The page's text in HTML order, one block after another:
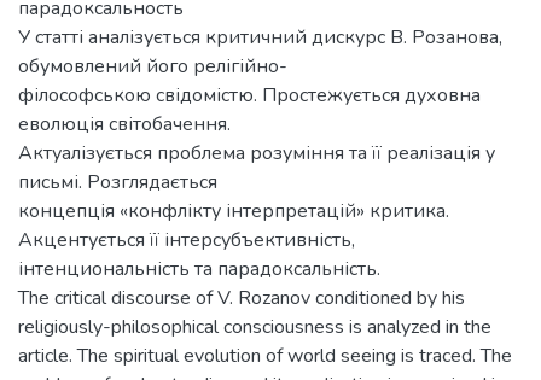
парадоксальность
У статті аналізується критичний дискурс В. Розанова,
обумовлений його релігійно-
філософською свідомістю. Простежується духовна
еволюція світобачення.
Актуалізується проблема розуміння та її реалізація у
письмі. Розглядається
концепція «конфлікту інтерпретацій» критика.
Акцентується її інтерсубъективність,
інтенциональність та парадоксальність.
The critical discourse of V. Rozanov conditioned by his
religiously-philosophical consciousness is analyzed in the
article. The spiritual evolution of world seeing is traced. The